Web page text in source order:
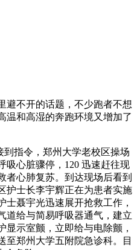
避不开的话题，不少跑者不想
温和高湿的奔跑环境又增加了
到指令，郑州大学老校区操场
吸心脏骤停，120 迅速赶往现
者心肺复苏。到达现场后看到
护士长李宇辉正在为患者实施
聂宇光迅速展开抢救工作，
道给与简易呼吸器通气，建立
示室颤，立即给与电除颤，
至郑州大学五附院急诊科。目